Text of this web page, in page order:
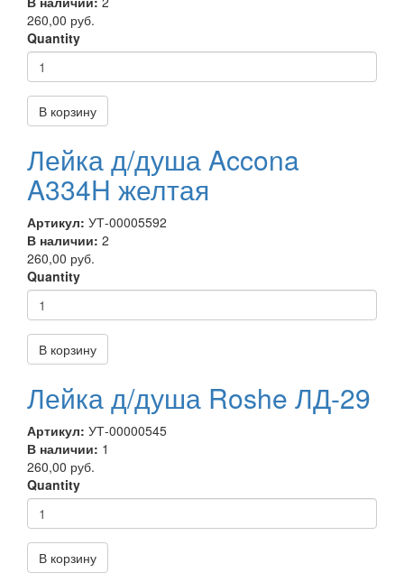
260,00 руб.
Quantity
В корзину
Лейка д/душа Accona
A334H желтая
Артикул: УТ-00005592
В наличии: 2
260,00 руб.
Quantity
В корзину
Лейка д/душа Roshe ЛД-29
Артикул: УТ-00000545
В наличии: 1
260,00 руб.
Quantity
В корзину